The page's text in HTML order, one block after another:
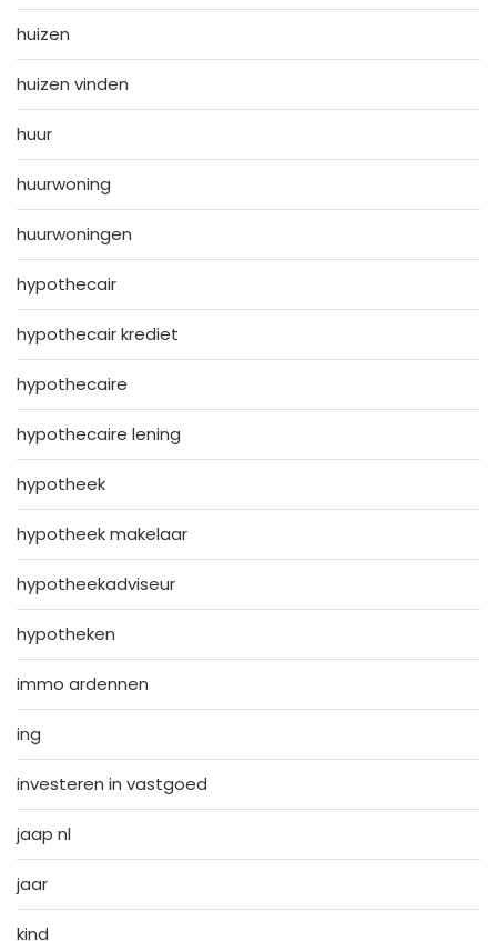
huizen
huizen vinden
huur
huurwoning
huurwoningen
hypothecair
hypothecair krediet
hypothecaire
hypothecaire lening
hypotheek
hypotheek makelaar
hypotheekadviseur
hypotheken
immo ardennen
ing
investeren in vastgoed
jaap nl
jaar
kind